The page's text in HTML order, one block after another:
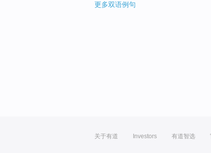
更多双语例句
关于有道 Investors 有道智选